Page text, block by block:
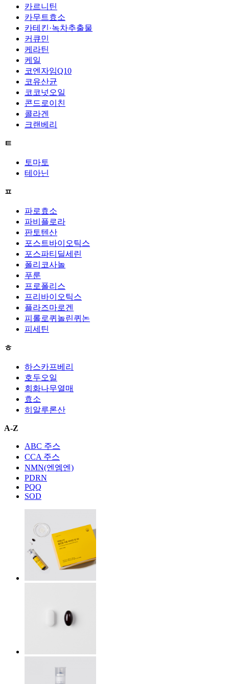
카르니틴
카무트효소
카테킨·녹차추출물
커큐민
케라틴
케일
코엔자임Q10
코유산균
코코넛오일
콘드로이친
콜라겐
크랜베리
ㅌ
토마토
테아닌
ㅍ
파로효소
파비플로라
판토텐산
포스트바이오틱스
포스파티딜세린
폴리코사놀
푸룬
프로폴리스
프리바이오틱스
플라즈마로겐
피롤로퀴놀린퀴논
피세틴
ㅎ
하스카프베리
호두오일
회화나무열매
효소
히알루론산
A-Z
ABC 주스
CCA 주스
NMN(엔엠엔)
PDRN
PQQ
SOD